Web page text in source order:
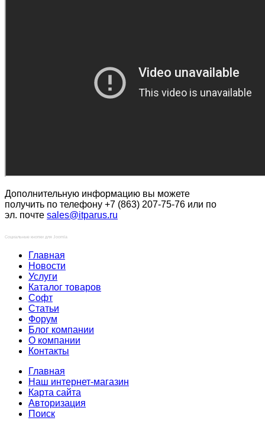
Дополнительную информацию вы можете
получить по телефону +7 (863) 207-75-76 или по
эл. почте sales@itparus.ru
Социальные кнопки для Joomla
Главная
Новости
Услуги
Каталог товаров
Софт
Статьи
Форум
Блог компании
О компании
Контакты
Главная
Наш интернет-магазин
Карта сайта
Авторизация
Поиск